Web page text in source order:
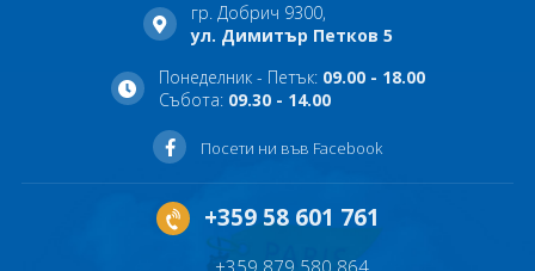
гр. Добрич 9300,
ул. Димитър Петков 5
Понеделник - Петък: 09.00 - 18.00
Събота: 09.30 - 14.00
Посети ни във Facebook
+359 58 601 761
+359 879 580 864